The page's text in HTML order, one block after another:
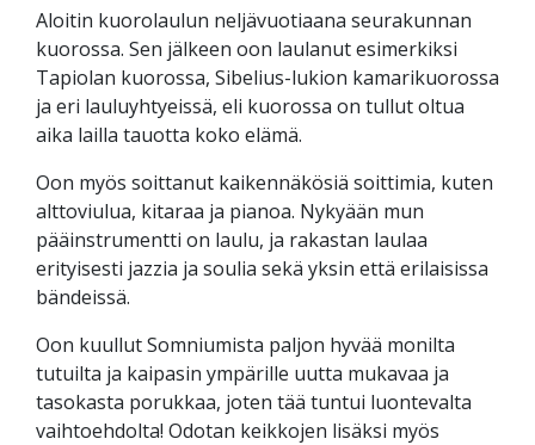
Aloitin kuorolaulun neljävuotiaana seurakunnan
kuorossa. Sen jälkeen oon laulanut esimerkiksi
Tapiolan kuorossa, Sibelius-lukion kamarikuorossa
ja eri lauluyhtyeissä, eli kuorossa on tullut oltua
aika lailla tauotta koko elämä.
Oon myös soittanut kaikennäkösiä soittimia, kuten
alttoviulua, kitaraa ja pianoa. Nykyään mun
pääinstrumentti on laulu, ja rakastan laulaa
erityisesti jazzia ja soulia sekä yksin että erilaisissa
bändeissä.
Oon kuullut Somniumista paljon hyvää monilta
tutuilta ja kaipasin ympärille uutta mukavaa ja
tasokasta porukkaa, joten tää tuntui luontevalta
vaihtoehdolta! Odotan keikkojen lisäksi myös